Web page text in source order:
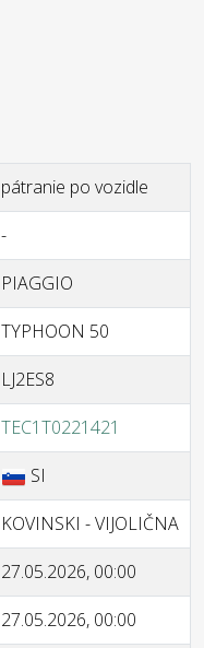
pátranie po vozidle
-
PIAGGIO
TYPHOON 50
LJ2ES8
TEC1T0221421
SI
KOVINSKI - VIJOLIČNA
27.05.2026, 00:00
27.05.2026, 00:00